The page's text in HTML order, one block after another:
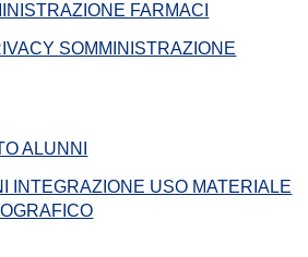
FARMACI
SOMMINISTRAZIONE
ALUNNI
INTEGRAZIONE USO MATERIALE